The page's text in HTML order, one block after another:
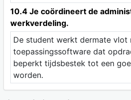
10.4 Je coördineert de
werkverdeling.
De student werkt dermate vlot
toepassingssoftware dat
beperkt tijdsbestek tot een
worden.